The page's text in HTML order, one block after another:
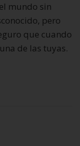
mundo sin
pero
que cuando
de las tuyas.